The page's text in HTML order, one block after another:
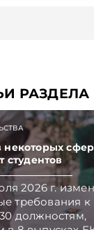
РАЗДЕЛА
студентов
2026 г.
требования к
должностям,